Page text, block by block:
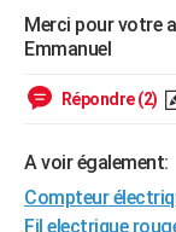
BONS PLANS
CARTE DE VOEUX
PROGRAMME TV
Merci pour votre
Emmanuel
Répondre (2)
A voir également:
Compteur
Fil electrique